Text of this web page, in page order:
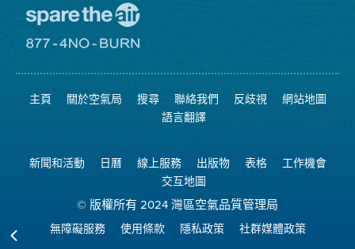
空
日
網
站
8774
可
燃
燒
主頁 關於空氣局 搜尋 聯絡我們 反歧視
網站地圖
語言翻譯
新聞和活動 日曆 線上服務 出版物 表格
工作機會
交互地圖
© 版權所有 2024 灣區空氣品質管理局
無障礙服務 使用條款 隱私政策 社群媒體政策